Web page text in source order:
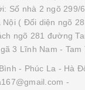
Số nhà 2 ngõ 299/
( Đối diện ngõ
ngõ 281 đường
3 Lĩnh Nam - Tam
- Phúc La - Hà
-